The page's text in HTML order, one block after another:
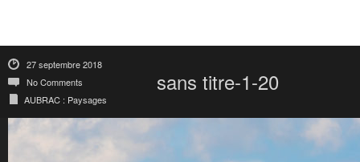
27 septembre 2018
No Comments
AUBRAC : Paysages
sans titre-1-20